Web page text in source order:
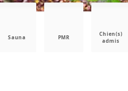
Sauna PMR
Chien(s)
admis